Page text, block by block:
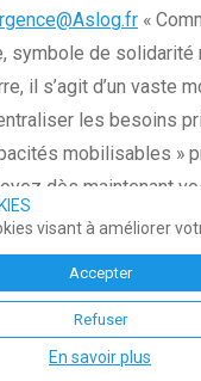
«
symbole de solidarité
il s’agit d’un vaste
les besoins
mobilisables »
dès maintenant
capacité de
président de
visant à améliorer
Accepter
Refuser
En savoir plus